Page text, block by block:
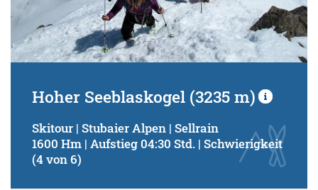
Hoher Seeblaskogel (3235 m)
Skitour | Stubaier Alpen | Sellrain
1600 Hm | Aufstieg 04:30 Std. | Schwierigkeit
(4 von 6)